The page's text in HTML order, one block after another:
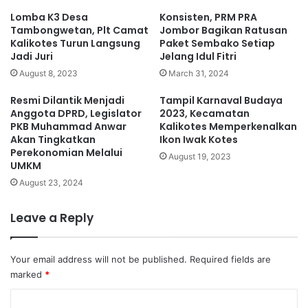
Lomba K3 Desa
Tambongwetan, Plt Camat
Kalikotes Turun Langsung
Jadi Juri
August 8, 2023
Konsisten, PRM PRA
Jombor Bagikan Ratusan
Paket Sembako Setiap
Jelang Idul Fitri
March 31, 2024
Resmi Dilantik Menjadi
Anggota DPRD, Legislator
PKB Muhammad Anwar
Akan Tingkatkan
Perekonomian Melalui
UMKM
August 23, 2024
Tampil Karnaval Budaya
2023, Kecamatan
Kalikotes Memperkenalkan
Ikon Iwak Kotes
August 19, 2023
Leave a Reply
Your email address will not be published. Required fields are
marked *